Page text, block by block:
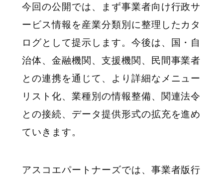
今回の公開では、まず事業者向け行政サ
ービス情報を産業分類別に整理したカタ
ログとして提示します。今後は、国・自
治体、金融機関、支援機関、民間事業者
との連携を通じて、より詳細なメニュー
リスト化、業種別の情報整備、関連法令
との接続、データ提供形式の拡充を進め
ていきます。
アスコエパートナーズでは、事業者版行